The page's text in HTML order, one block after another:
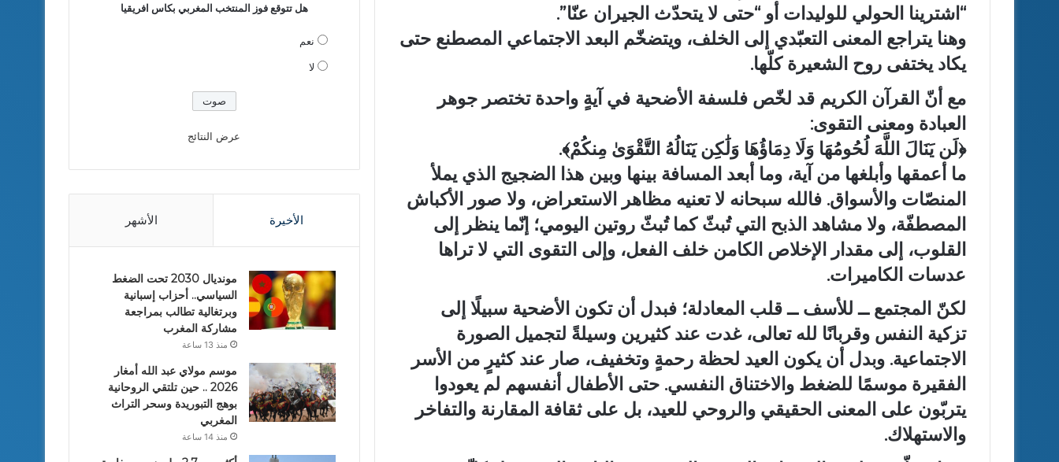
“اشترينا الحولي للوليدات أو “حتى لا يتحدّث الجيران عنّا”.
وهنا يتراجع المعنى التعبّدي إلى الخلف، ويتضخّم البعد الاجتماعي المصطنع حتى
يكاد يختفى روح الشعيرة كلّها.
مع أنّ القرآن الكريم قد لخّص فلسفة الأضحية في آيةٍ واحدة تختصر جوهر
العبادة ومعنى التقوى:
﴿لَن يَنَالَ اللَّهَ لُحُومُهَا وَلَا دِمَاؤُهَا وَلَٰكِن يَنَالُهُ التَّقْوَىٰ مِنكُمْ﴾.
ما أعمقها وأبلغها من آية، وما أبعد المسافة بينها وبين هذا الضجيج الذي يملأ
المنصّات والأسواق. فالله سبحانه لا تعنيه مظاهر الاستعراض، ولا صور الأكباش
المصطفّة، ولا مشاهد الذبح التي تُبثّ كما تُبثّ روتين اليومي؛ إنّما ينظر إلى
القلوب، إلى مقدار الإخلاص الكامن خلف الفعل، وإلى التقوى التي لا تراها
عدسات الكاميرات.
لكنّ المجتمع ــ للأسف ــ قلب المعادلة؛ فبدل أن تكون الأضحية سبيلًا إلى
تزكية النفس وقربانًا لله تعالى، غدت عند كثيرين وسيلةً لتجميل الصورة
الاجتماعية. وبدل أن يكون العيد لحظة رحمةٍ وتخفيف، صار عند كثيرٍ من الأسر
الفقيرة موسمًا للضغط والاختناق النفسي. حتى الأطفال أنفسهم لم يعودوا
يتربّون على المعنى الحقيقي والروحي للعيد، بل على ثقافة المقارنة والتفاخر
والاستهلاك.
هل تتوقع فوز المنتخب المغربي بكاس افريقيا
نعم
لا
عرض النتائج
الأخيرة الأشهر
مونديال 2030 تحت الضغط
السياسي.. أحزاب إسبانية
وبرتغالية تطالب بمراجعة
مشاركة المغرب
منذ 13 ساعة
موسم مولاي عبد الله أمغار
2026 .. حين تلتقي الروحانية
بوهج التبوريدة وسحر التراث
المغربي
منذ 14 ساعة